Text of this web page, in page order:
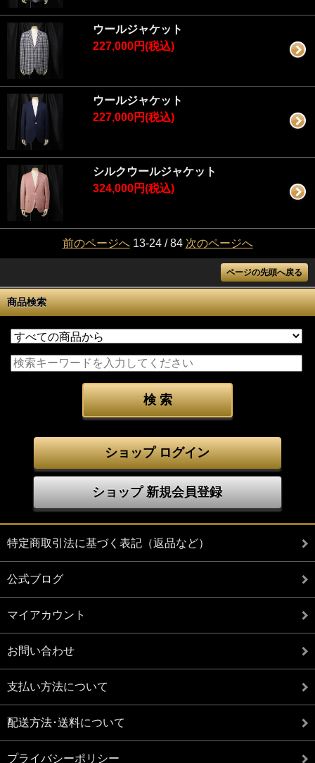
ウールジャケット
227,000円(税込)
ウールジャケット
227,000円(税込)
シルクウールジャケット
324,000円(税込)
前のページへ13-24 / 84 次のページへ
ページの先頭へ戻る
商品検索
ショップ ログイン
ショップ 新規会員登録
特定商取引法に基づく表記（返品など）
公式ブログ
マイアカウント
お問い合わせ
支払い方法について
配送方法･送料について
プライバシーポリシー